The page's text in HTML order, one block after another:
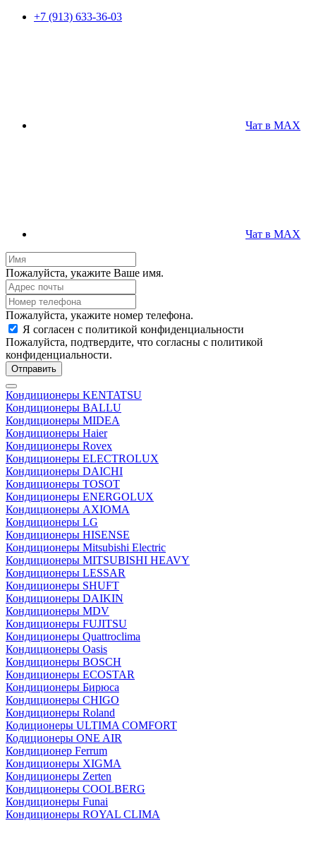
+7 (913) 633-36-03
Чат в MAX
Чат в MAX
Пожалуйста, укажите Ваше имя.
Пожалуйста, укажите номер телефона.
Я согласен с политикой конфиденциальности
Пожалуйста, подтвердите, что согласны с политикой
конфиденциальности.
Отправить
Кондиционеры KENTATSU
Кондиционеры BALLU
Кондиционеры MIDEA
Кондиционеры Haier
Кондиционеры Rovex
Кондиционеры ELECTROLUX
Кондиционеры DAICHI
Кондиционеры TOSOT
Кондиционеры ENERGOLUX
Кондиционеры AXIOMA
Кондиционеры LG
Кондиционеры HISENSE
Кондиционеры Mitsubishi Electric
Кондиционеры MITSUBISHI HEAVY
Кондиционеры LESSAR
Кондиционеры SHUFT
Кондиционеры DAIKIN
Кондиционеры MDV
Кондиционеры FUJITSU
Кондиционеры Quattroclima
Кондиционеры Oasis
Кондиционеры BOSCH
Кондиционеры ECOSTAR
Кондиционеры Бирюса
Кондиционеры CHIGO
Кондиционеры Roland
Кодиционеры ULTIMA COMFORT
Кодиционеры ONE AIR
Кондиционер Ferrum
Кондиционеры XIGMA
Кондиционеры Zerten
Кондиционеры СOOLBERG
Кондиционеры Funai
Кондиционеры ROYAL CLIMA